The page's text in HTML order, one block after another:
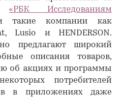
«РБК Исследованиям
такие компании как
Lusio и HENDERSON.
предлагают широкий
описания товаров,
об акциях и программы
потребителей
в приложениях даже